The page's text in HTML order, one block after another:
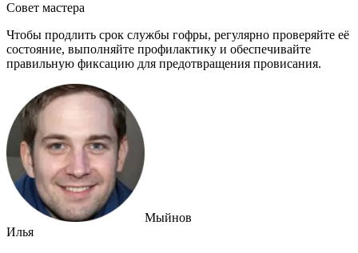
Совет мастера
Чтобы продлить срок службы гофры, регулярно проверяйте её
состояние, выполняйте профилактику и обеспечивайте
правильную фиксацию для предотвращения провисания.
Мыйнов
Илья